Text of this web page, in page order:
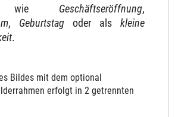
wie Geschäftseröffnung,
, Geburtstag oder als kleine
.
Bildes mit dem optional
erfolgt in 2 getrennten